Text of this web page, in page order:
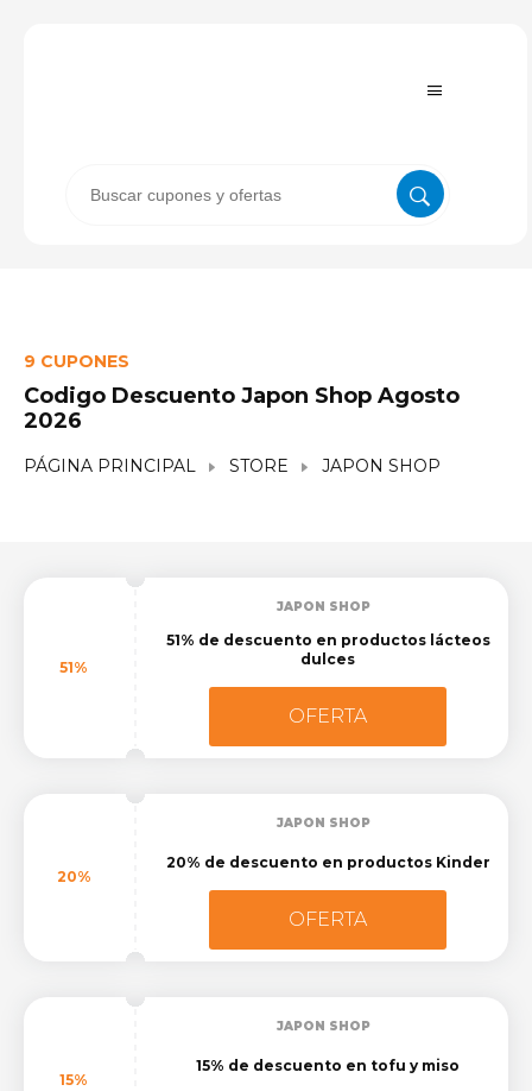
9 CUPONES
Codigo Descuento Japon Shop Agosto
2026
PÁGINA PRINCIPAL STORE JAPON SHOP
51%
JAPON SHOP
51% de descuento en productos lácteos
dulces
OFERTA
20%
JAPON SHOP
20% de descuento en productos Kinder
OFERTA
15%
JAPON SHOP
15% de descuento en tofu y miso